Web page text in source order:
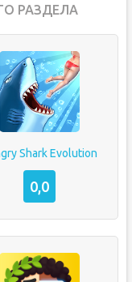
РАЗДЕЛА
Shark Evolution
0,0